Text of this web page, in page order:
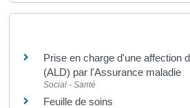
Prise en charge d'une affection
(ALD) par l'Assurance maladie
Social - Santé
Feuille de soins